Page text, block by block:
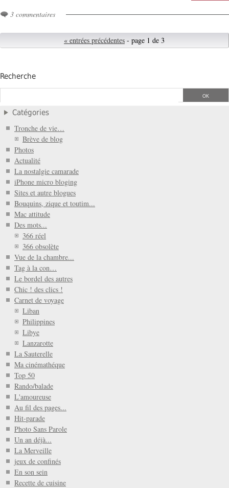
3 commentaires
« entrées précédentes - page 1 de 3
Recherche
Catégories
Tronche de vie…
Brève de blog
Photos
Actualité
La nostalgie camarade
iPhone micro bloging
Sites et autre blogues
Bouquins, zique et toutim...
Mac attitude
Des mots...
366 réel
366 obsolète
Vue de la chambre...
Tag à la con…
Le bordel des autres
Chic ! des clics !
Carnet de voyage
Liban
Philippines
Libye
Lanzarotte
La Sauterelle
Ma cinémathéque
Top 50
Rando/balade
L'amoureuse
Au fil des pages...
Hit-parade
Photo Sans Parole
Un an déjà...
La Merveille
jeux de confinés
En son sein
Recette de cuisine